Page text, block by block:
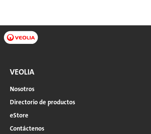
VEOLIA
Nosotros
Directorio de productos
eStore
Contáctenos